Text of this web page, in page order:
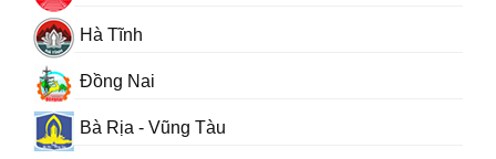
Hà Tĩnh
Đồng Nai
Bà Rịa - Vũng Tàu